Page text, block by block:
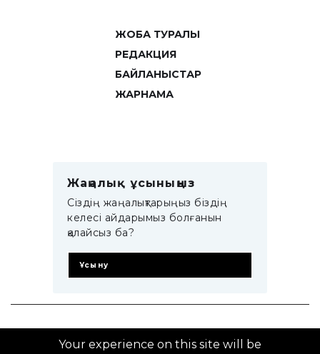
ЖОБА ТУРАЛЫ
РЕДАКЦИЯ
БАЙЛАНЫСТАР
ЖАРНАМА
Жаңалық ұсыныңыз
Сіздің жаңалықтарыңыз біздің
келесі айдарымыз болғанын
қалайсыз ба?
Ұсыну
© 2014–2025 ZTB.KZ
Your experience on this site will be